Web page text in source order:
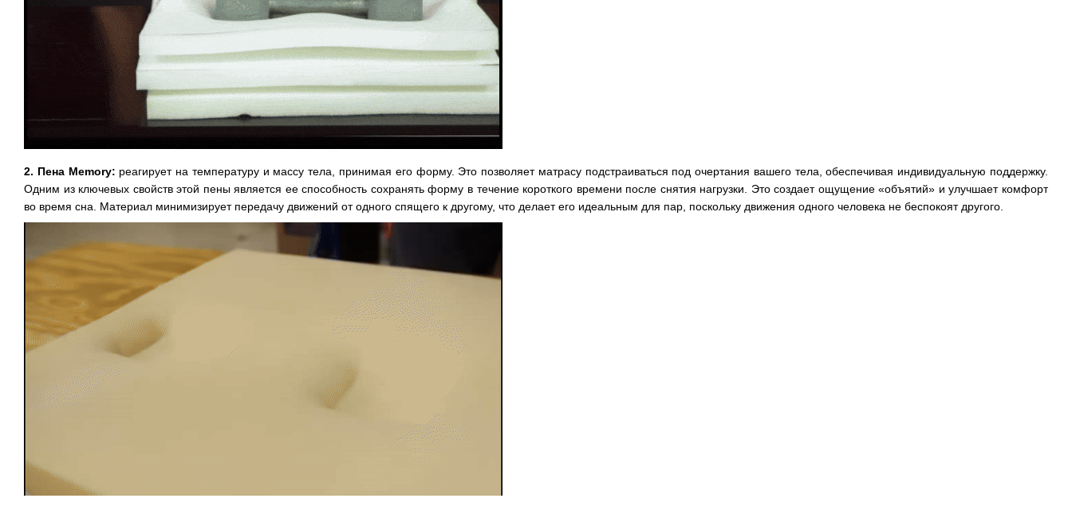
2. Пена Memory: реагирует на температуру и массу тела, принимая его форму. Это позволяет матрасу подстраиваться под очертания вашего тела, обеспечивая индивидуальную поддержку.
Одним из ключевых свойств этой пены является ее способность сохранять форму в течение короткого времени после снятия нагрузки. Это создает ощущение «объятий» и улучшает комфорт
во время сна. Материал минимизирует передачу движений от одного спящего к другому, что делает его идеальным для пар, поскольку движения одного человека не беспокоят другого.